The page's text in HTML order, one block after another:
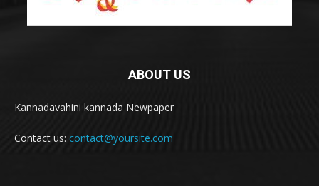
ABOUT US
Kannadavahini kannada Newpaper
Contact us: contact@yoursite.com